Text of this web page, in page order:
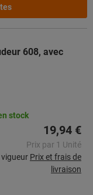
608, avec
stock
19,94 €
Prix par 1 Unité
vigueur Prix et frais de
livraison